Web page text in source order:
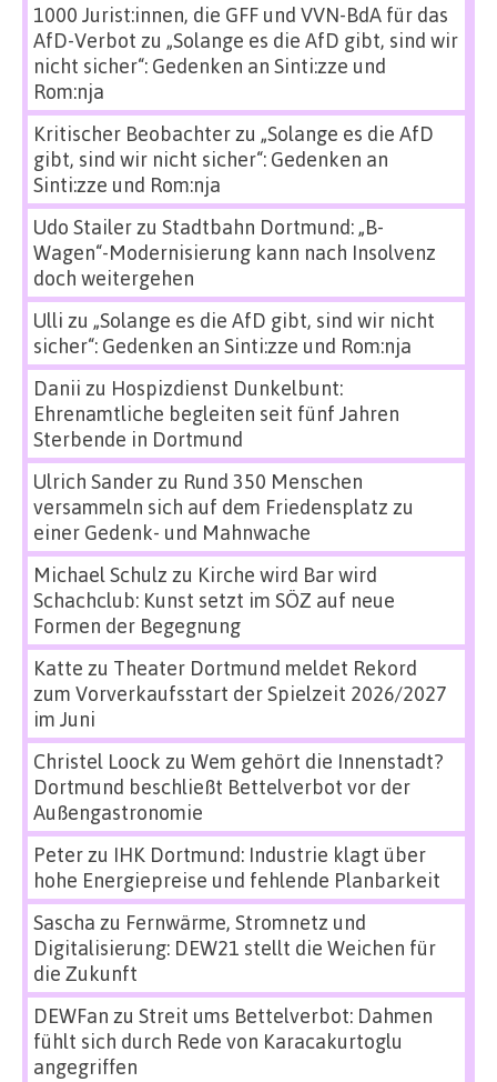
1000 Jurist:innen, die GFF und VVN-BdA für das
AfD-Verbot zu „Solange es die AfD gibt, sind wir
nicht sicher“: Gedenken an Sinti:zze und
Rom:nja
Kritischer Beobachterzu „Solange es die AfD
gibt, sind wir nicht sicher“: Gedenken an
Sinti:zze und Rom:nja
Udo Stailerzu Stadtbahn Dortmund: „B-
Wagen“-Modernisierung kann nach Insolvenz
doch weitergehen
Ulli zu „Solange es die AfD gibt, sind wir nicht
sicher“: Gedenken an Sinti:zze und Rom:nja
Danii zu Hospizdienst Dunkelbunt:
Ehrenamtliche begleiten seit fünf Jahren
Sterbende in Dortmund
Ulrich Sanderzu Rund 350 Menschen
versammeln sich auf dem Friedensplatz zu
einer Gedenk- und Mahnwache
Michael Schulz zu Kirche wird Bar wird
Schachclub: Kunst setzt im SÖZ auf neue
Formen der Begegnung
Katte zu Theater Dortmund meldet Rekord
zum Vorverkaufsstart der Spielzeit 2026/2027
im Juni
Christel Loock zu Wem gehört die Innenstadt?
Dortmund beschließt Bettelverbot vor der
Außengastronomie
Peterzu IHK Dortmund: Industrie klagt über
hohe Energiepreise und fehlende Planbarkeit
Sascha zu Fernwärme, Stromnetz und
Digitalisierung: DEW21 stellt die Weichen für
die Zukunft
DEWFan zu Streit ums Bettelverbot: Dahmen
fühlt sich durch Rede von Karacakurtoglu
angegriffen